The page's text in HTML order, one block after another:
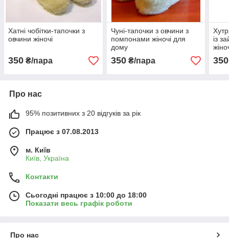
Хатні чобітки-тапочки з
овчини жіночі
350 ₴/пара
Чуні-тапочки з овчини з
помпонами жіночі для
дому
350₴/пара
із
350
Про нас
95% позитивних з 20 відгуків за рік
Працює з 07.08.2013
м. Київ
Київ, Україна
Контакти
Сьогодні працює з 10:00 до 18:00
Показати весь графік роботи
Про нас